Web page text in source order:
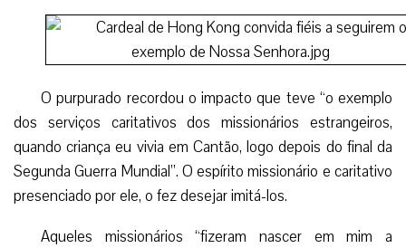
O purpurado recordou o impacto que teve “o exemplo
dos serviços caritativos dos missionários estrangeiros,
quando criança eu vivia em Cantão, logo depois do final da
Segunda Guerra Mundial”. O espírito missionário e caritativo
presenciado por ele, o fez desejar imitá-los.
Aqueles missionários “fizeram nascer em mim a